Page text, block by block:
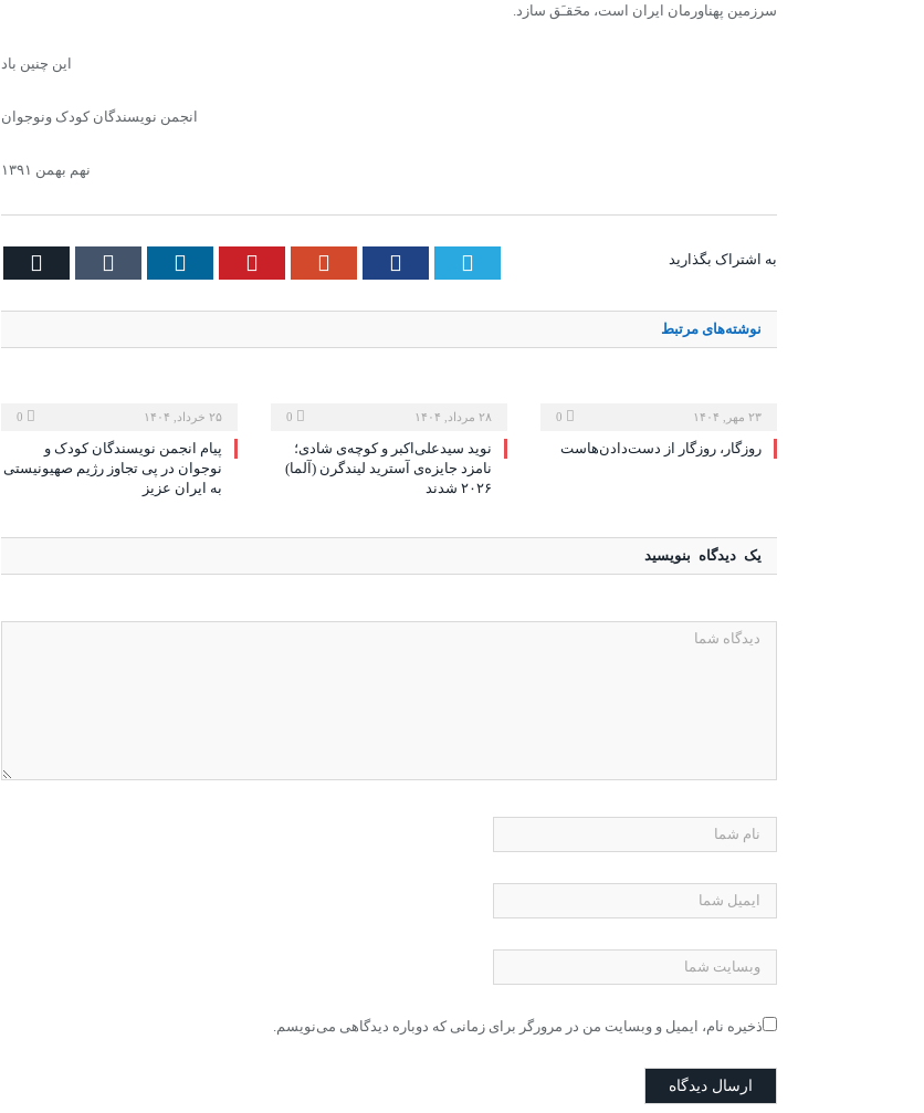
سرزمین پهناورمان ایران است، محَقـَق سازد.
این چنین باد
انجمن نویسندگان کودک ونوجوان
نهم بهمن ۱۳۹۱
به اشتراک بگذارید Twitter
Facebook
Google+
Pinterest
LinkedIn
Tumblr
نوشته‌های مرتبط
۲۳ مهر, ۱۴۰۴
روزگار، روزگار از دست‌دادن‌هاست
۲۸ مرداد, ۱۴۰۴
نوید سیدعلی‌اکبر و کوچه‌ی شادی؛
نامزد جایزه‌ی آسترید لیندگرن (آلما)
۲۰۲۶ شدند
۲۵ خرداد, ۱۴۰۴
پیام انجمن نویسندگان کودک و
نوجوان در پی تجاوز رژیم صهیونیستی
به ایران عزیز
یک دیدگاه بنویسید
ذخیره نام، ایمیل و وبسایت من در مرورگر برای زمانی که دوباره دیدگاهی می‌نویسم.